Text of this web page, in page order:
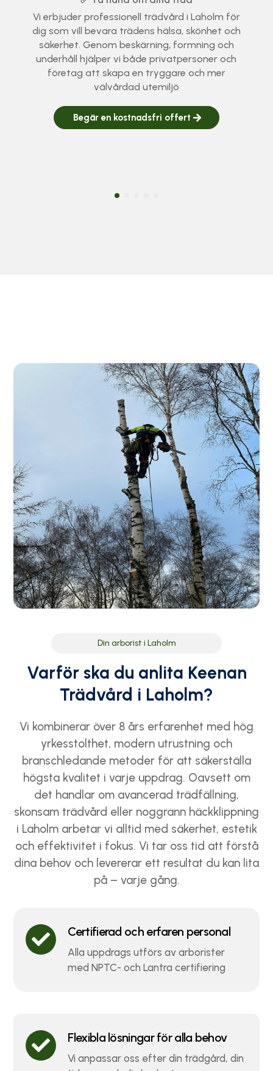
Behöver du hjälp med trädfällning i Laholm? Vi
utför allt från traditionell fällning till
sektionsfällning och riggning i känsliga miljöer.
Med certifierade arborister ser vi till att jobbet
blir tryggt, effektivt och utfört enligt branschens
högsta standard.
Begär en kostnadsfri offert
Din arborist i Laholm
Varför ska du anlita Keenan
Trädvård i Laholm?
Vi kombinerar över 8 års erfarenhet med hög
yrkesstolthet, modern utrustning och
branschledande metoder för att säkerställa
högsta kvalitet i varje uppdrag. Oavsett om
det handlar om avancerad trädfällning,
skonsam trädvård eller noggrann häckklippning
i Laholm arbetar vi alltid med säkerhet, estetik
och effektivitet i fokus. Vi tar oss tid att förstå
dina behov och levererar ett resultat du kan lita
på – varje gång.
 Certifierad och erfaren personal
Alla uppdrags utförs av arborister
med NPTC- och Lantra certifiering
 Flexibla lösningar för alla behov
Vi anpassar oss efter din trädgård, din